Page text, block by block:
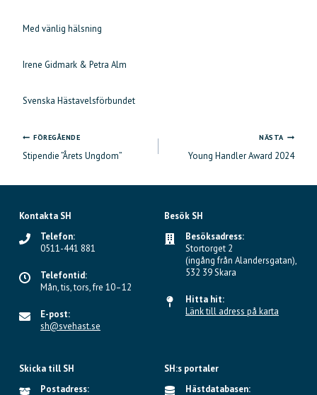
Med vänlig hälsning
Irene Gidmark & Petra Alm
Svenska Hästavelsförbundet
Inläggsnavigering
FÖREGÅENDE
Stipendie ”Årets Ungdom”
NÄSTA
Young Handler Award 2024
Kontakta SH
Telefon:
0511-441 881
Telefontid:
Mån, tis, tors, fre 10–12
E-post:
sh@svehast.se
Besök SH
Besöksadress:
Stortorget 2
(ingång från Alandersgatan),
532 39 Skara
Hitta hit:
Länk till adress på karta
Skicka till SH
Postadress:
SH:s portaler
Hästdatabasen: